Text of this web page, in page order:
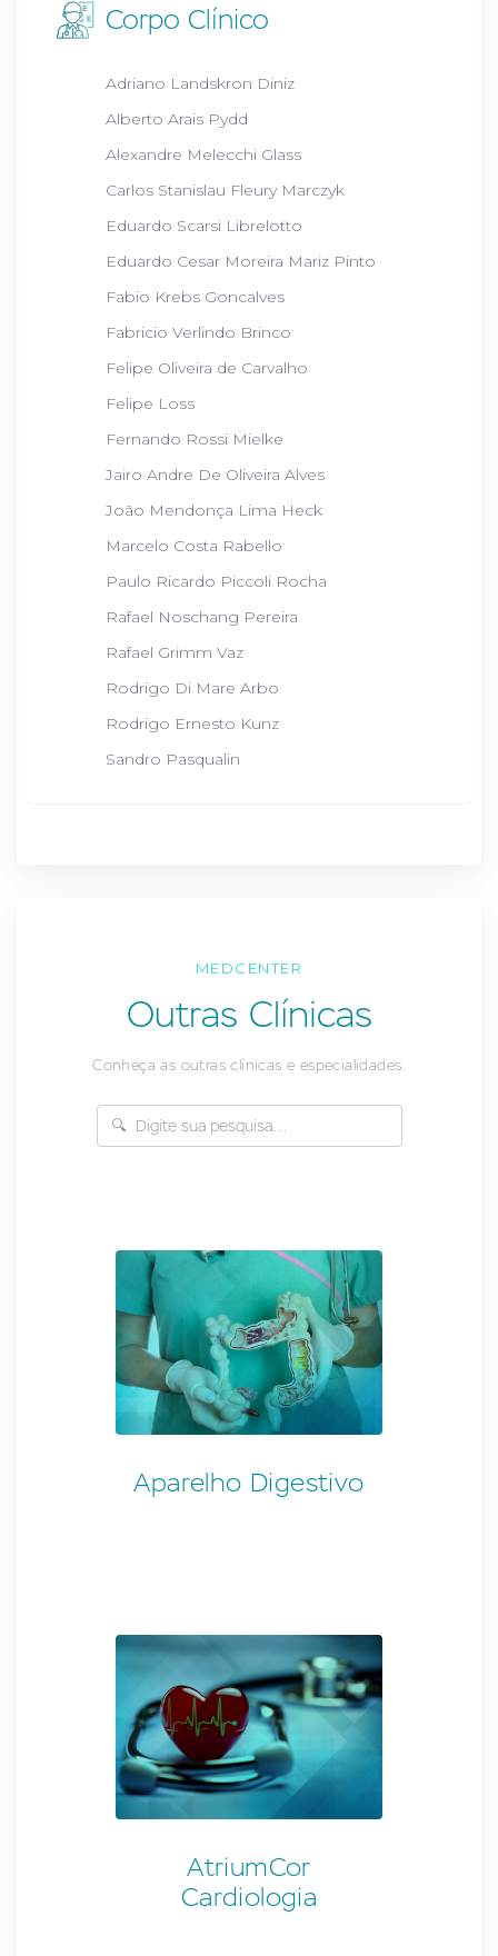
Corpo Clínico
Adriano Landskron Diniz
Alberto Arais Pydd
Alexandre Melecchi Glass
Carlos Stanislau Fleury Marczyk
Eduardo Scarsi Librelotto
Eduardo Cesar Moreira Mariz Pinto
Fabio Krebs Goncalves
Fabricio Verlindo Brinco
Felipe Oliveira de Carvalho
Felipe Loss
Fernando Rossi Mielke
Jairo Andre De Oliveira Alves
João Mendonça Lima Heck
Marcelo Costa Rabello
Paulo Ricardo Piccoli Rocha
Rafael Noschang Pereira
Rafael Grimm Vaz
Rodrigo Di Mare Arbo
Rodrigo Ernesto Kunz
Sandro Pasqualin
MEDCENTER
Outras Clínicas
Conheça as outras clínicas e especialidades.
Aparelho Digestivo
AtriumCor
Cardiologia